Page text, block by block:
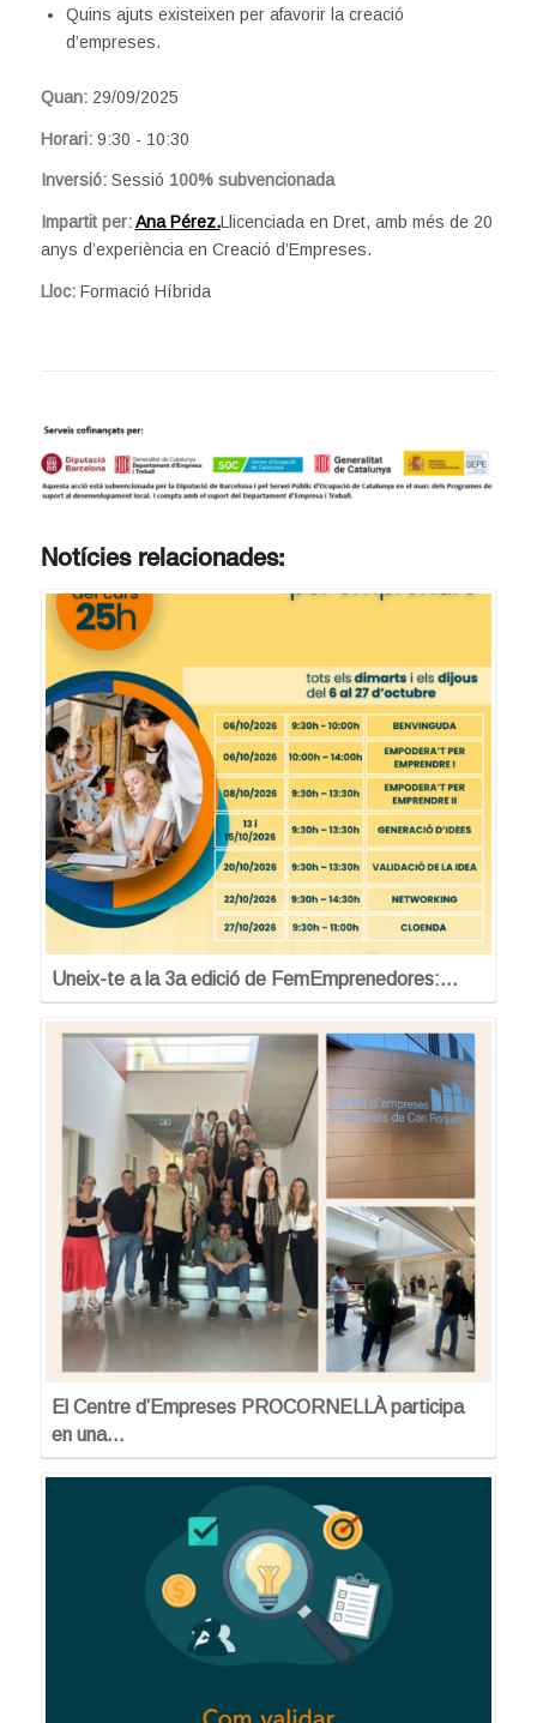
Quins ajuts existeixen per afavorir la creació
d’empreses.
Quan: 29/09/2025
Horari:9:30 - 10:30
Inversió: Sessió 100% subvencionada
Impartit per:Ana Pérez.Llicenciada en Dret, amb més de 20
anys d’experiència en Creació d’Empreses.
Lloc:Formació Híbrida
Notícies relacionades:
Uneix-te a la 3a edició de FemEmprenedores:…
El Centre d’Empreses PROCORNELLÀ participa
en una…